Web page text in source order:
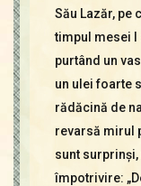
Său Lazăr, pe
timpul mesei I
purtând un
un ulei foarte
rădăcină de
revarsă mirul
sunt
împotrivire: